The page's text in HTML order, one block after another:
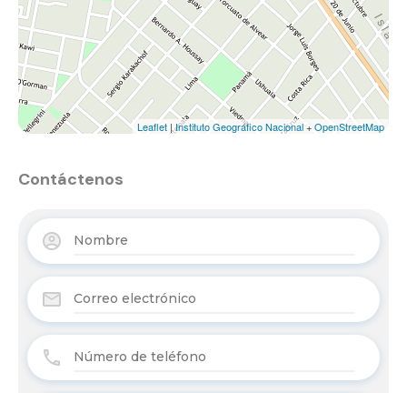
Leaflet |Instituto Geográfico Nacional+OpenStreetMap
Contáctenos